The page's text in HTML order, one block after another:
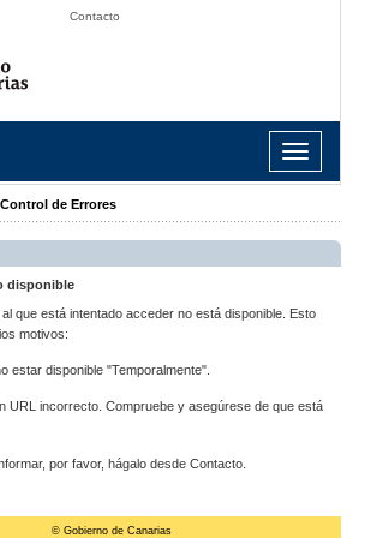
Contacto
Toggle
navigation
Control de Errores
disponible
que está intentado acceder no está disponible. Esto
motivos:
estar disponible "Temporalmente".
URL incorrecto. Compruebe y asegúrese de que está
por favor, hágalo desde Contacto.
© Gobierno de Canarias